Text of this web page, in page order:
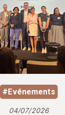
#Evénements
04/07/2026